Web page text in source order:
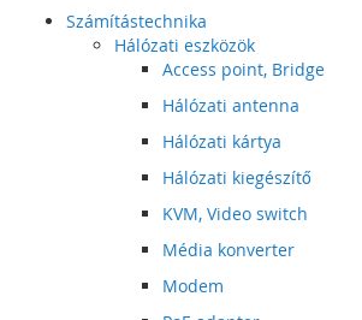
Számítástechnika
Hálózati eszközök
Access point, Bridge
Hálózati antenna
Hálózati kártya
Hálózati kiegészítő
KVM, Video switch
Média konverter
Modem